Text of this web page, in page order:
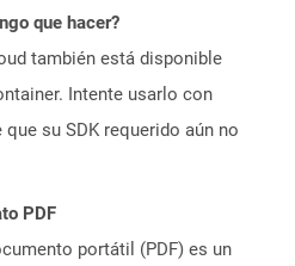
que hacer?
también está disponible
Intente usarlo con
que su SDK requerido aún no
PDF
portátil (PDF) es un